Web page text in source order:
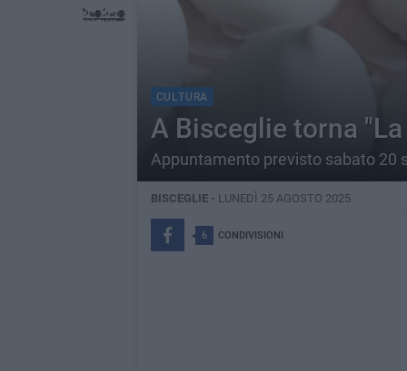
CULTURA
A Bisceglie torna
Appuntamento previsto sabato 20
BISCEGLIE - LUNEDÌ 25 AGOSTO 2025
6 CONDIVISIONI